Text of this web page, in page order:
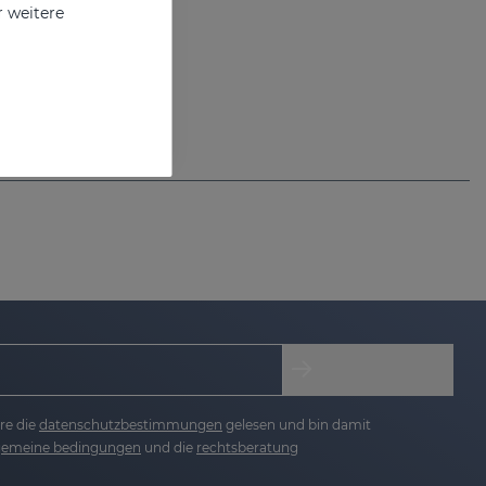
diedatenschutzbestimmungen gelesen und bin damit
bedingungen und die rechtsberatung
weitere